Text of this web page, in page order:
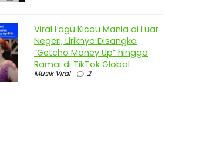
Viral Lagu Kicau Mania di Luar
Negeri, Liriknya Disangka
“Getcho Money Up” hingga
Ramai di TikTok Global
Musik Viral 2